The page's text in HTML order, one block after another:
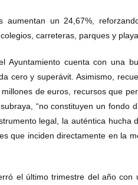
un 24,67%,
carreteras, parques y
Ayuntamiento cuenta con una
cero y superávit. Asimismo,
de euros, recursos que
“no constituyen un fondo
legal, la auténtica hucha
que inciden directamente en la
el último trimestre del año con